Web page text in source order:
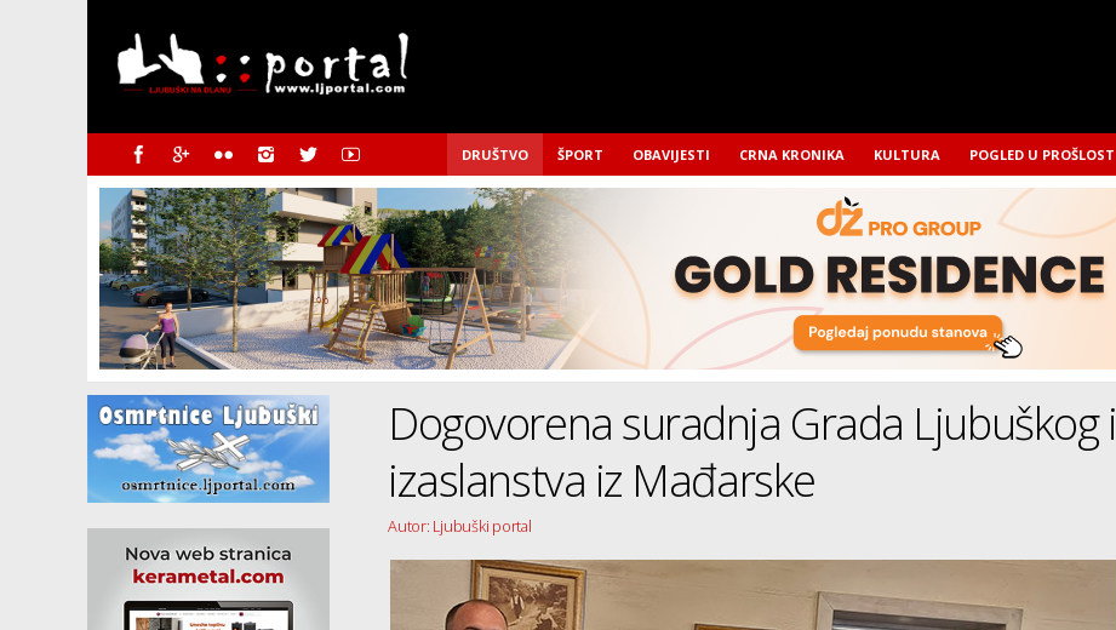
DRUŠTVO ŠPORT OBAVIJESTI CRNA KRONIKA KULTURA POGLED U PROŠLOST
Dogovorena suradnja Grada Ljubuškog i
izaslanstva iz Mađarske
Autor: Ljubuški portal